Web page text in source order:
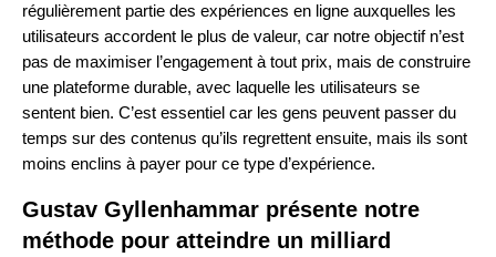
régulièrement partie des expériences en ligne auxquelles les
utilisateurs accordent le plus de valeur, car notre objectif n’est
pas de maximiser l’engagement à tout prix, mais de construire
une plateforme durable, avec laquelle les utilisateurs se
sentent bien. C’est essentiel car les gens peuvent passer du
temps sur des contenus qu’ils regrettent ensuite, mais ils sont
moins enclins à payer pour ce type d’expérience.
Gustav Gyllenhammar présente notre
méthode pour atteindre un milliard